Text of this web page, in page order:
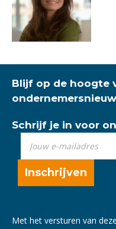
Blijf op de hoogte
Schrijf je in voor
Met het versturen van